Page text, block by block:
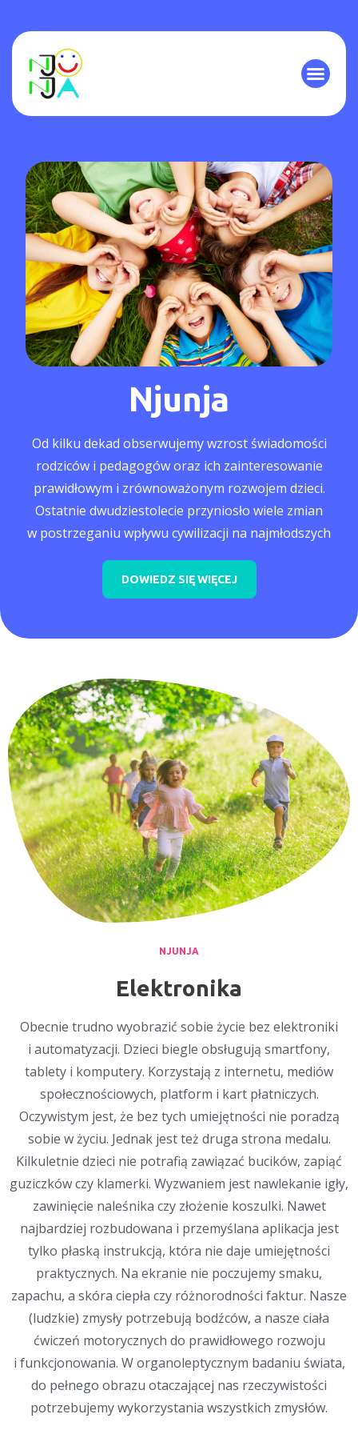
Njunja
Od kilku dekad obserwujemy wzrost świadomości
rodziców i pedagogów oraz ich zainteresowanie
prawidłowym i zrównoważonym rozwojem dzieci.
Ostatnie dwudziestolecie przyniosło wiele zmian
w postrzeganiu wpływu cywilizacji na najmłodszych
DOWIEDZ SIĘ WIĘCEJ
NJUNJA
Elektronika
Obecnie trudno wyobrazić sobie życie bez elektroniki
i automatyzacji. Dzieci biegle obsługują smartfony,
tablety i komputery. Korzystają z internetu, mediów
społecznościowych, platform i kart płatniczych.
Oczywistym jest, że bez tych umiejętności nie poradzą
sobie w życiu. Jednak jest też druga strona medalu.
Kilkuletnie dzieci nie potrafią zawiązać bucików, zapiąć
guziczków czy klamerki. Wyzwaniem jest nawlekanie igły,
zawinięcie naleśnika czy złożenie koszulki. Nawet
najbardziej rozbudowana i przemyślana aplikacja jest
tylko płaską instrukcją, która nie daje umiejętności
praktycznych. Na ekranie nie poczujemy smaku,
zapachu, a skóra ciepła czy różnorodności faktur. Nasze
(ludzkie) zmysły potrzebują bodźców, a nasze ciała
ćwiczeń motorycznych do prawidłowego rozwoju
i funkcjonowania. W organoleptycznym badaniu świata,
do pełnego obrazu otaczającej nas rzeczywistości
potrzebujemy wykorzystania wszystkich zmysłów.